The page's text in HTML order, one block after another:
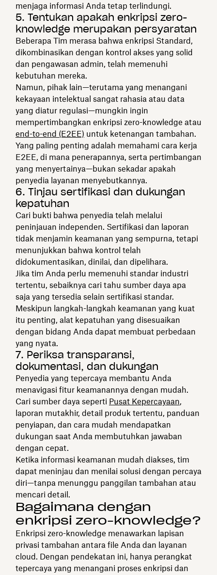
menjaga informasi Anda tetap terlindungi.
5. Tentukan apakah enkripsi zero-
knowledge merupakan persyaratan
Beberapa Tim merasa bahwa enkripsi Standard,
dikombinasikan dengan kontrol akses yang solid
dan pengawasan admin, telah memenuhi
kebutuhan mereka.
Namun, pihak lain—terutama yang menangani
kekayaan intelektual sangat rahasia atau data
yang diatur regulasi—mungkin ingin
mempertimbangkan enkripsi zero-knowledge atau
end-to-end (E2EE) untuk ketenangan tambahan.
Yang paling penting adalah memahami cara kerja
E2EE, di mana penerapannya, serta pertimbangan
yang menyertainya—bukan sekadar apakah
penyedia layanan menyebutkannya.
6. Tinjau sertifikasi dan dukungan
kepatuhan
Cari bukti bahwa penyedia telah melalui
peninjauan independen. Sertifikasi dan laporan
tidak menjamin keamanan yang sempurna, tetapi
menunjukkan bahwa kontrol telah
didokumentasikan, dinilai, dan dipelihara.
Jika tim Anda perlu memenuhi standar industri
tertentu, sebaiknya cari tahu sumber daya apa
saja yang tersedia selain sertifikasi standar.
Meskipun langkah-langkah keamanan yang kuat
itu penting, alat kepatuhan yang disesuaikan
dengan bidang Anda dapat membuat perbedaan
yang nyata.
7. Periksa transparansi,
dokumentasi, dan dukungan
Penyedia yang tepercaya membantu Anda
menavigasi fitur keamanannya dengan mudah.
Cari sumber daya seperti Pusat Kepercayaan,
laporan mutakhir, detail produk tertentu, panduan
penyiapan, dan cara mudah mendapatkan
dukungan saat Anda membutuhkan jawaban
dengan cepat.
Ketika informasi keamanan mudah diakses, tim
dapat meninjau dan menilai solusi dengan percaya
diri—tanpa menunggu panggilan tambahan atau
mencari detail.
Bagaimana dengan
enkripsi zero-knowledge?
Enkripsi zero-knowledge menawarkan lapisan
privasi tambahan antara file Anda dan layanan
cloud. Dengan pendekatan ini, hanya perangkat
tepercaya yang menangani proses enkripsi dan